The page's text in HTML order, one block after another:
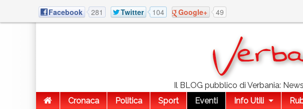
Facebook 281 Twitter 104 Google+ 49
Il BLOG pubblico di Verbania:
Cronaca
Politica Sport Eventi Info Utili